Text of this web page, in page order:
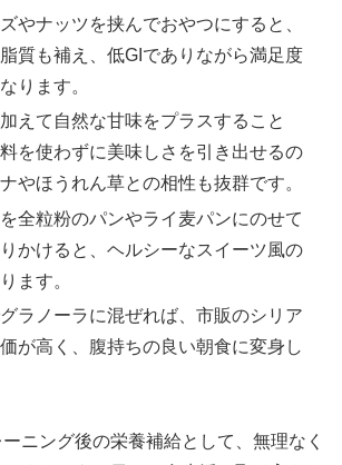
やナッツを挟んでおやつにすると、
質も補え、低GIでありながら満足度
ります。
えて自然な甘味をプラスすること
を使わずに美味しさを引き出せるの
やほうれん草との相性も抜群です。
全粒粉のパンやライ麦パンにのせて
かけると、ヘルシーなスイーツ風の
ます。
ラノーラに混ぜれば、市販のシリア
が高く、腹持ちの良い朝食に変身し
ニング後の栄養補給として、無理なく